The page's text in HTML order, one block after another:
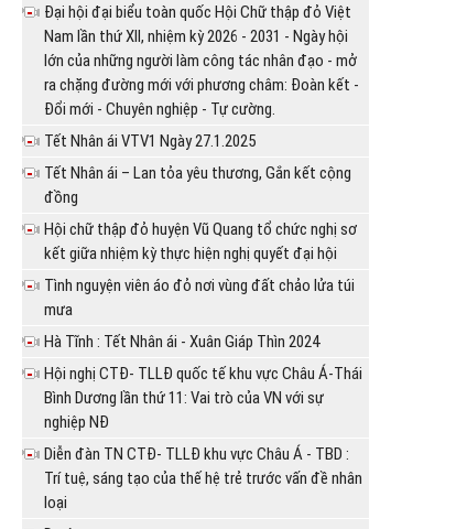
Đại hội đại biểu toàn quốc Hội Chữ thập đỏ Việt
Nam lần thứ XII, nhiệm kỳ 2026 - 2031 - Ngày hội
lớn của những người làm công tác nhân đạo - mở
ra chặng đường mới với phương châm: Đoàn kết -
Đổi mới - Chuyên nghiệp - Tự cường.
Tết Nhân ái VTV1 Ngày 27.1.2025
Tết Nhân ái – Lan tỏa yêu thương, Gắn kết cộng
đồng
Hội chữ thập đỏ huyện Vũ Quang tổ chức nghị sơ
kết giữa nhiệm kỳ thực hiện nghị quyết đại hội
Tình nguyện viên áo đỏ nơi vùng đất chảo lửa túi
mưa
Hà Tĩnh : Tết Nhân ái - Xuân Giáp Thìn 2024
Hội nghị CTĐ- TLLĐ quốc tế khu vực Châu Á-Thái
Bình Dương lần thứ 11: Vai trò của VN với sự
nghiệp NĐ
Diễn đàn TN CTĐ- TLLĐ khu vực Châu Á - TBD :
Trí tuệ, sáng tạo của thế hệ trẻ trước vấn đề nhân
loại